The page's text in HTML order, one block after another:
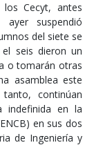
Cecyt, antes
ayer suspendió
del siete se
seis dieron un
o tomarán otras
asamblea este
continúan
indefinida en la
en sus dos
de Ingeniería y